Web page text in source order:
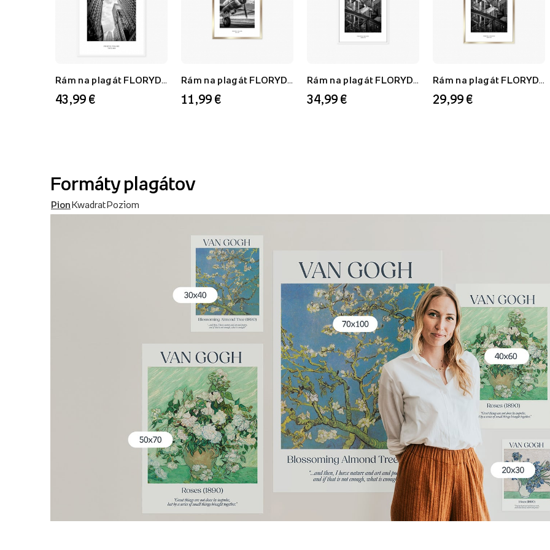
Rám na plagát FLORYDA AF, biely, 70x100 cm
43,99 €
Rám na plagát FLORYDA AU, zlatý, 21x30 cm
11,99 €
Rám na plagát FLORYDA AF, biely, 60x80 cm
34,99 €
Rám na plagát FLORYDA AU, zlatý, 50x70 cm
29,99 €
Formáty plagátov
PionKwadratPoziom